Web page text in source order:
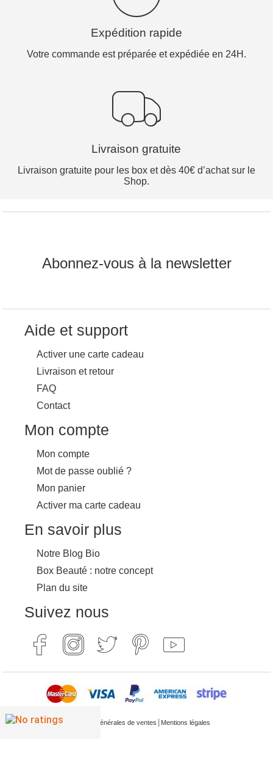
Expédition rapide
Votre commande est préparée et expédiée en 24H.
Livraison gratuite
Livraison gratuite pour les box et dès 40€ d’achat sur le
Shop.
Abonnez-vous à la newsletter
Aide et support
Activer une carte cadeau
Livraison et retour
FAQ
Contact
Mon compte
Mon compte
Mot de passe oublié ?
Mon panier
Activer ma carte cadeau
En savoir plus
Notre Blog Bio
Box Beauté : notre concept
Plan du site
Suivez nous
Conditions générales de ventes Mentions légales